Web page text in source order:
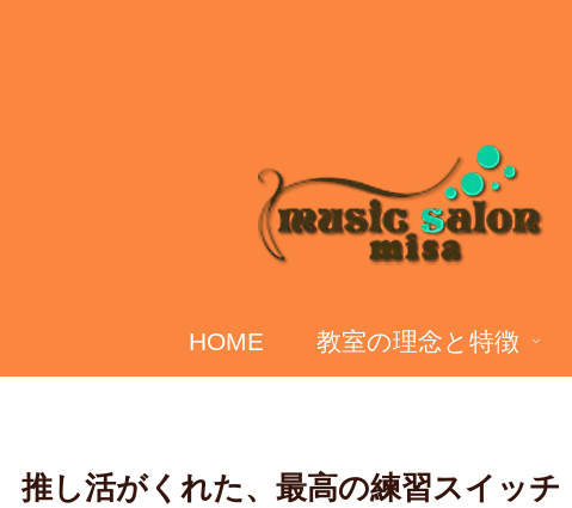
HOME 教室の理念と特徴
推し活がくれた、最高の練習スイッチ